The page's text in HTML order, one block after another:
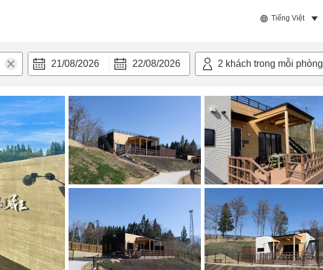
Tiếng Việt
21/08/2026 22/08/2026 2 khách trong mỗi phòng
nghi